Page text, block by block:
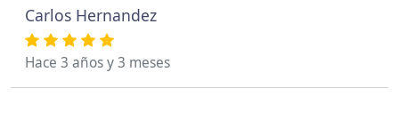
Carlos Hernandez
Hace 3 años y 3 meses